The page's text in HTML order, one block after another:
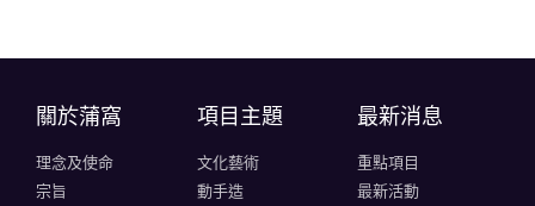
關於蒲窩​
理念及使命
宗旨
項目主題
文化藝術
動手造
最新消息
重點項目
最新活動